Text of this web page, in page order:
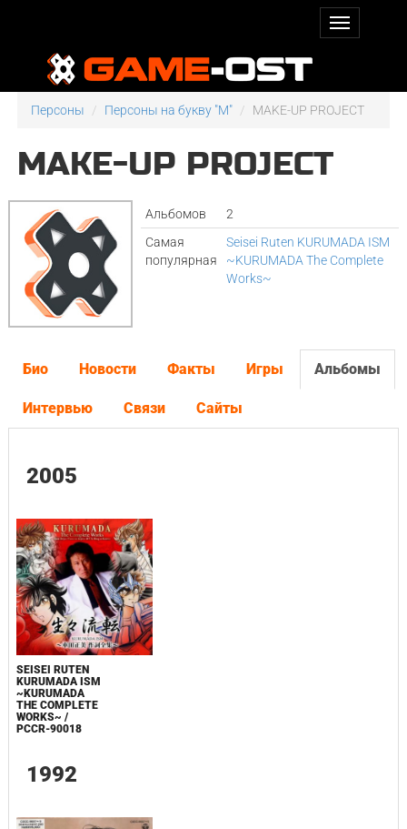
Персоны Персоны на букву "M" MAKE-UP PROJECT
MAKE-UP PROJECT
Альбомов
2
Самая
популярная
Seisei Ruten KURUMADA ISM
~KURUMADA The Complete
Works~
Био Новости Факты Игры Альбомы
Интервью Связи Сайты
2005
SEISEI RUTEN
KURUMADA ISM
~KURUMADA
THE COMPLETE
WORKS~ /
PCCR-90018
1992